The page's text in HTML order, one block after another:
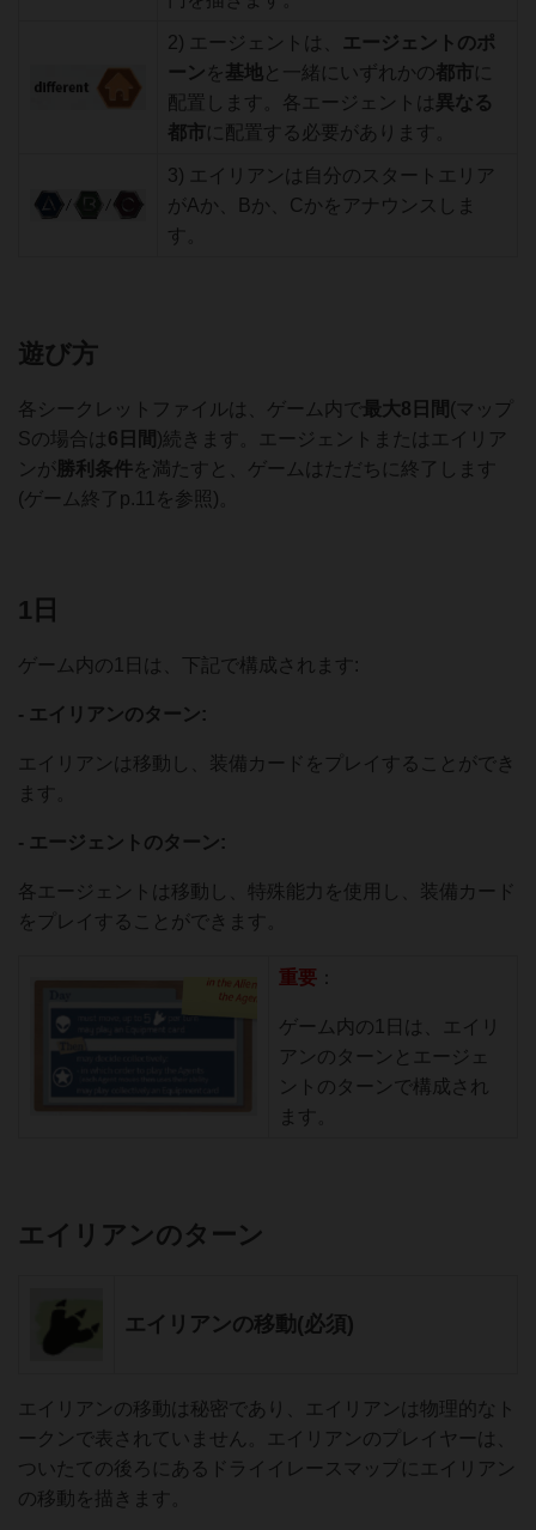
2) エージェントは、 エージェントのポ
ーン を基地と一緒にいずれかの都市に
配置します。各エージェントは異なる
都市に配置する必要があります。
3) エイリアンは自分のスタートエリア
がAか、Bか、Cかをアナウンスしま
す。
遊び方
各シークレットファイルは、ゲーム内で最大8日間 (マップ
Sの場合は6日間 )続きます。エージェントまたはエイリア
ンが 勝利条件を満たすと、ゲームはただちに終了します
(ゲーム終了p.11を参照)。
1日
ゲーム内の1日は、下記で構成されます:
- エイリアンのターン:
エイリアンは移動し、装備カードをプレイすることができ
ます。
- エージェントのターン:
各エージェントは移動し、特殊能力を使用し、装備カード
をプレイすることができます。
重要 ：
ゲーム内の1日は、エイリ
アンのターンとエージェ
ントのターンで構成され
ます。
エイリアンのターン
エイリアンの移動(必須)
エイリアンの移動は秘密であり、エイリアンは物理的なト
ークンで表されていません。エイリアンのプレイヤーは、
ついたての後ろにあるドライイレースマップにエイリアン
の移動を描きます。